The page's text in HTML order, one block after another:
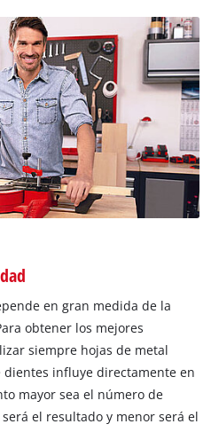
en gran medida de la
obtener los mejores
siempre hojas de metal
influye directamente en
mayor sea el número de
el resultado y menor será el